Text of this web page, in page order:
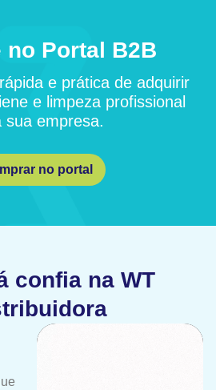
no Portal B2B
e prática de adquirir
e limpeza profissional
sua empresa.
no portal
confia na WT